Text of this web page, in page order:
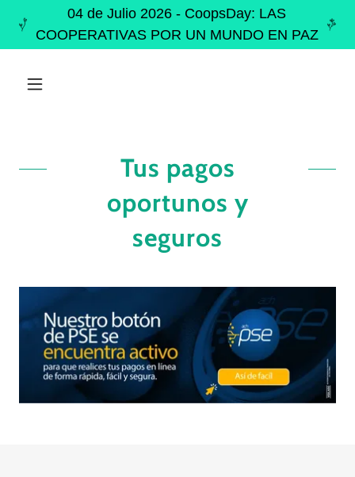
04 de Julio 2026 - CoopsDay: LAS
COOPERATIVAS POR UN MUNDO EN PAZ
Tus pagos
oportunos y
seguros